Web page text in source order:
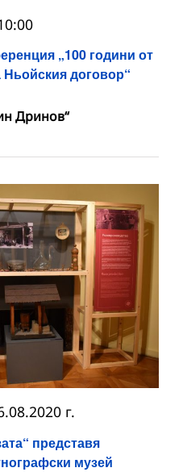
„100 години от
договор“
Дринов“
представя
музей
г.